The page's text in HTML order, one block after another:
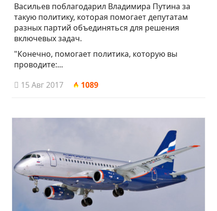
Васильев поблагодарил Владимира Путина за
такую политику, которая помогает депутатам
разных партий объединяться для решения
включевых задач.
"Конечно, помогает политика, которую вы
проводите:...
15 Авг 2017
1089